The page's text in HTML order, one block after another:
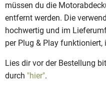
müssen du die
entfernt werden. Die
hochwertig und im
per Plug & Play
Lies dir vor der Bestellung
durch "hier".